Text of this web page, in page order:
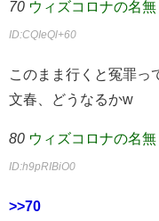
70 ウィズコロナの名無
ID:CQIeQl+60
このまま行くと冤罪っ
文春、どうなるかw
80 ウィズコロナの名無
ID:h9pRIBiO0
>>70